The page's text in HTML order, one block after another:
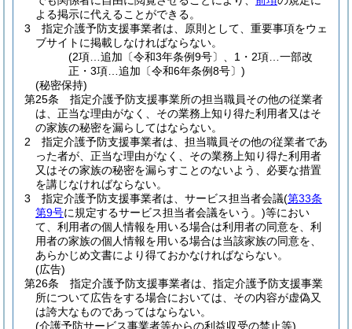
よる掲示に代えることができる。
3
指定介護予防支援事業者は、原則として、重要事項をウェ
ブサイトに掲載しなければならない。
(2項…追加〔令和3年条例9号〕、1・2項…一部改
正・3項…追加〔令和6年条例8号〕)
(秘密保持)
第25条
指定介護予防支援事業所の担当職員その他の従業者
は、正当な理由がなく、その業務上知り得た利用者又はそ
の家族の秘密を漏らしてはならない。
2
指定介護予防支援事業者は、担当職員その他の従業者であ
った者が、正当な理由がなく、その業務上知り得た利用者
又はその家族の秘密を漏らすことのないよう、必要な措置
を講じなければならない。
3
指定介護予防支援事業者は、サービス担当者会議(第33条
第9号に規定するサービス担当者会議をいう。)等におい
て、利用者の個人情報を用いる場合は利用者の同意を、利
用者の家族の個人情報を用いる場合は当該家族の同意を、
あらかじめ文書により得ておかなければならない。
(広告)
第26条
指定介護予防支援事業者は、指定介護予防支援事業
所について広告をする場合においては、その内容が虚偽又
は誇大なものであってはならない。
(介護予防サービス事業者等からの利益収受の禁止等)